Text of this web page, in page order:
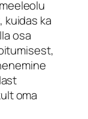
kuidas ka
osa
oma